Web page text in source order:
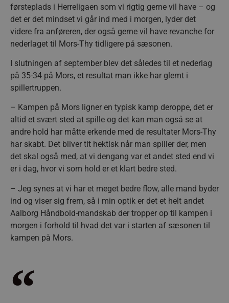
førsteplads i Herreligaen som vi rigtig gerne vil have – og
det er det mindset vi går ind med i morgen, lyder det
videre fra anføreren, der også gerne vil have revanche for
nederlaget til Mors-Thy tidligere på sæsonen.
I slutningen af september blev det således til et nederlag
på 35-34 på Mors, et resultat man ikke har glemt i
spillertruppen.
– Kampen på Mors ligner en typisk kamp deroppe, det er
altid et svært sted at spille og det kan man også se at
andre hold har måtte erkende med de resultater Mors-Thy
har skabt. Det bliver tit hektisk når man spiller der, men
det skal også med, at vi dengang var et andet sted end vi
er i dag, hvor vi som hold er et klart bedre sted.
– Jeg synes at vi har et meget bedre flow, alle mand byder
ind og viser sig frem, så i min optik er det et helt andet
Aalborg Håndbold-mandskab der tropper op til kampen i
morgen i forhold til hvad det var i starten af sæsonen til
kampen på Mors.